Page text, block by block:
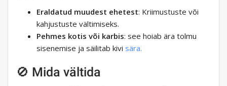
Eraldatud muudest ehetest: Kriimustuste või
kahjustuste vältimiseks.
Pehmes kotis või karbis: see hoiab ära tolmu
sisenemise ja säilitab kivi sära.
🚫 Mida vältida